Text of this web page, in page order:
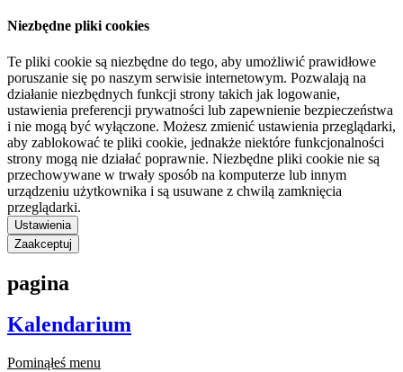
Niezbędne pliki cookies
Te pliki cookie są niezbędne do tego, aby umożliwić prawidłowe
poruszanie się po naszym serwisie internetowym. Pozwalają na
działanie niezbędnych funkcji strony takich jak logowanie,
ustawienia preferencji prywatności lub zapewnienie bezpieczeństwa
i nie mogą być wyłączone. Możesz zmienić ustawienia przeglądarki,
aby zablokować te pliki cookie, jednakże niektóre funkcjonalności
strony mogą nie działać poprawnie. Niezbędne pliki cookie nie są
przechowywane w trwały sposób na komputerze lub innym
urządzeniu użytkownika i są usuwane z chwilą zamknięcia
przeglądarki.
Ustawienia
Zaakceptuj
pagina
Kalendarium
Pominąłeś menu